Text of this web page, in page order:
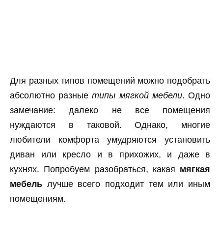
Для разных типов помещений можно подобрать
абсолютно разныетипы мягкой мебели. Одно
замечание: далеко не все помещения
нуждаются в таковой. Однако, многие
любители комфорта умудряются установить
диван или кресло и в прихожих, и даже в
кухнях. Попробуем разобраться, какая мягкая
мебель лучше всего подходит тем или иным
помещениям.